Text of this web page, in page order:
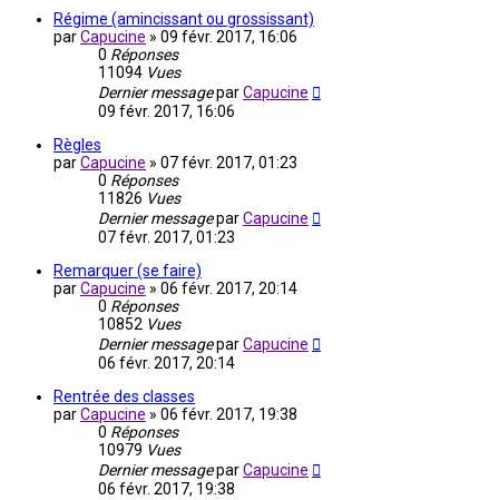
Régime (amincissant ou grossissant)
parCapucine » 09 févr. 2017, 16:06
0 Réponses
11094 Vues
Dernier messageparCapucine
09 févr. 2017, 16:06
Règles
parCapucine » 07 févr. 2017, 01:23
0 Réponses
11826 Vues
Dernier messageparCapucine
07 févr. 2017, 01:23
Remarquer (se faire)
parCapucine » 06 févr. 2017, 20:14
0 Réponses
10852 Vues
Dernier messageparCapucine
06 févr. 2017, 20:14
Rentrée des classes
parCapucine » 06 févr. 2017, 19:38
0 Réponses
10979 Vues
Dernier messageparCapucine
06 févr. 2017, 19:38